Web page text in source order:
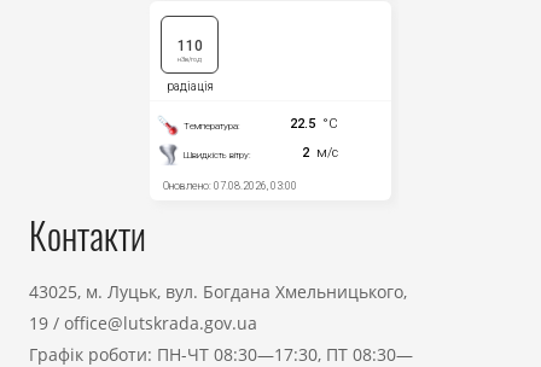
Контакти
43025, м. Луцьк, вул. Богдана Хмельницького,
19 / office@lutskrada.gov.ua
Графік роботи: ПН-ЧТ 08:30—17:30, ПТ 08:30—